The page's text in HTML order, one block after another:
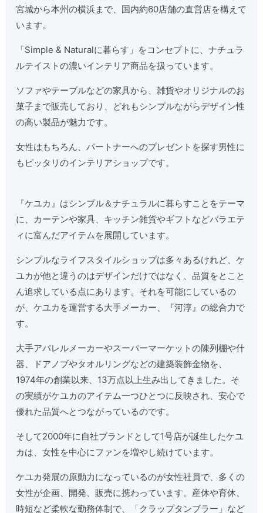
宮城から本州の横浜まで、国内約60店舗の直営店を構えて
います。
「Simple & Naturalに暮らす」をコンセプトに、ナチュラ
ルテイストの濃いインテリア商品を扱っています。
ソファやテーブルなどの家具から、雑貨やオリジナルのお
菓子まで販売しており、どれもシンプルながらデザイン性
の高い製品が魅力です。
女性はもちろん、パートナーへのプレゼントを探す男性に
もピッタリのインテリアショップです。
『ケユカ』はシンプル＆ナチュラルに暮らすことをテーマ
に、カーテンや家具、キッチン雑貨やギフトなどバラエテ
ィに富んだアイテムを展開しています。
シンプルなライフスタイルショップは多々あるけれど、ケ
ユカが他と違うのはデザインだけではなく、品質をとこと
ん追求している点にあります。それを可能にしているの
が、ケユカを運営する大手メーカー、『河淳』の総合力で
す。
大手アパレルメーカーやスーパーマーケットの陳列棚や什
器、ドアノブやタオルリングなどの建築装飾金物を、
1974年の創業以来、13万点以上生み出してきました。そ
の実績がケユカのアイテム一つひとつに反映され、安心で
優れた品質へとつながっているのです。
そして2000年に自社ブランドとして1号店が誕生したケユ
カは、女性を中心にファンを増やし続けています。
ケユカ発展の原動力になっているのが女性社員で、多くの
女性が企画、開発、販売に携わっています。産休や育休、
時短など柔軟な勤務体制で、「クラップタンブラー」など